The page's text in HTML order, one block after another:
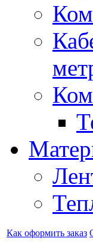
Как оформить заказ